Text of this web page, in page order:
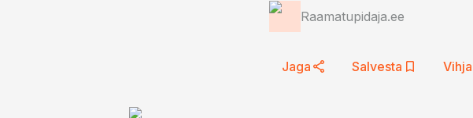
Raamatupidaja.ee
Jaga Salvesta Vihja